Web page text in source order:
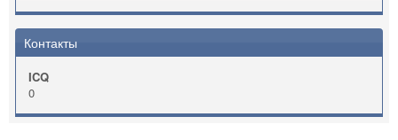
Контакты
ICQ
0